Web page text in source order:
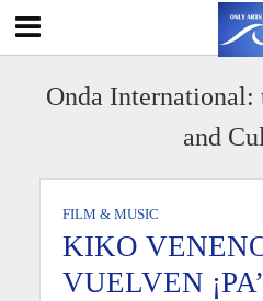
Onda International:
and
FILM & MUSIC
KIKO
VUELVEN